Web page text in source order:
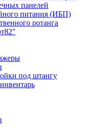
панелей
питания (ИБП)
ротанга
под штангу